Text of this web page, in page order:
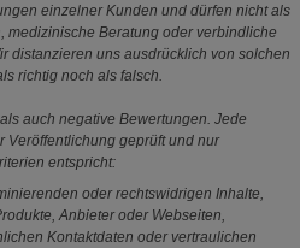
einzelner Kunden und dürfen nicht als
medizinische Beratung oder verbindliche
distanzieren uns ausdrücklich von solchen
richtig noch als falsch.
auch negative Bewertungen. Jede
Veröffentlichung geprüft und nur
entspricht:
oder rechtswidrigen Inhalte,
Anbieter oder Webseiten,
Kontaktdaten oder vertraulichen